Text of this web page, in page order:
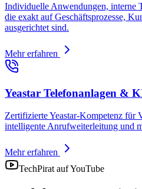
Individuelle Anwendungen, interne
die exakt auf Geschäftsprozesse,
ausgerichtet sind.
Mehr erfahren
Yeastar Telefonanlagen &
Zertifizierte Yeastar-Kompetenz für
intelligente Anrufweiterleitung und
Mehr erfahren
TechPirat auf YouTube